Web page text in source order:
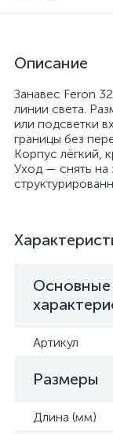
Описание
Занавес Feron
линии света.
или подсветки
границы без
Корпус лёгкий,
Уход — снять на
Основные
Артикул
Размеры
Длина (мм)